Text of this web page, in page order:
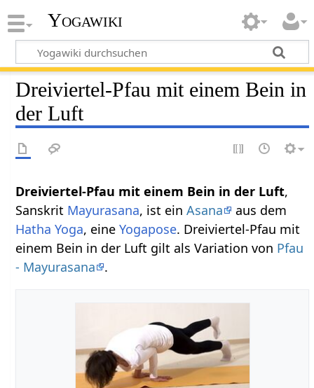
Yogawiki
Dreiviertel-Pfau mit einem Bein in
der Luft
Dreiviertel-Pfau mit einem Bein in der Luft,
Sanskrit Mayurasana, ist einAsana
aus dem
Hatha Yoga, eineYogapose. Dreiviertel-Pfau mit
einem Bein in der Luft gilt als Variation von Pfau
- Mayurasana
.